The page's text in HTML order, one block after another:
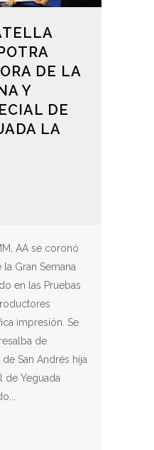
DE LA
Y
DE
LA
AA se coronó
Gran Semana
en las Pruebas
impresión. Se
de
San Andrés hija
de Yeguada